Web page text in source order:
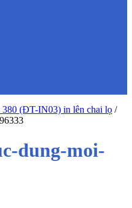
380 (ĐT-IN03) in lên chai lọ /
dung-moi-